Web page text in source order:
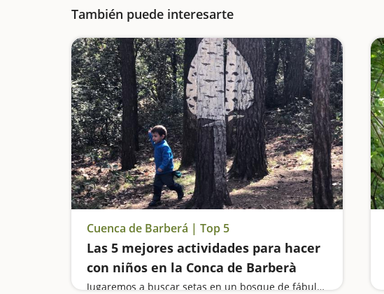
También puede interesarte
Cuenca de Barberá | Top 5
Las 5 mejores actividades para hacer
con niños en la Conca de Barberà
Jugaremos a buscar setas en un bosque de fábula, viajaremos a la prehistoria, visitaremos joyas medievales y nos sentiremos libres desde un mirador privilegiado